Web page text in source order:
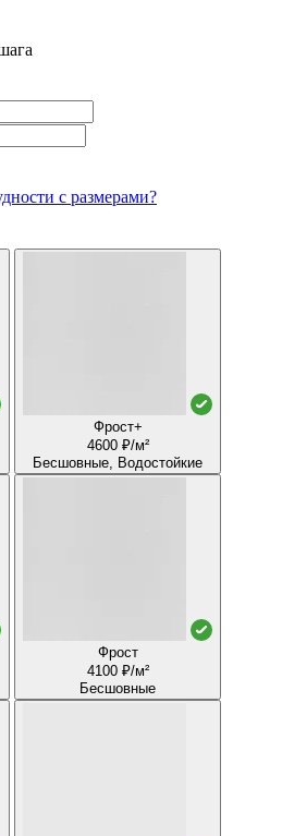
с размерами?
Фрост+
4600 ₽/м²
Бесшовные, Водостойкие
Фрост
4100 ₽/м²
Бесшовные